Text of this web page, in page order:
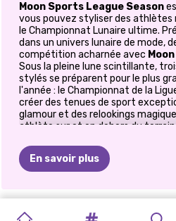
Moon Sports League Season
vous pouvez styliser des athlètes
le Championnat Lunaire ultime.
dans un univers lunaire de mode,
compétition acharnée avec
Sous la pleine lune scintillante,
stylés se préparent pour le plus
l'année : le Championnat de la
créer des tenues de sport
glamour et des relookings
athlète sur et en dehors du
et les aventures de stylisme
votre nouvelle obsession.
En savoir plus
DÉGUISEMENTS
MAQUILLAGE RELOOKING
REINE COSPLAY